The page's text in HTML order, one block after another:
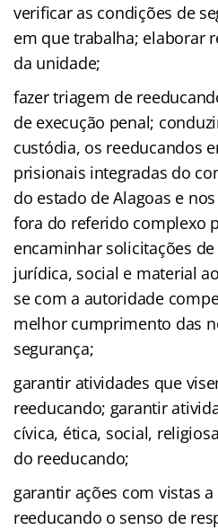
verificar as condições de
em que trabalha; elaborar
da unidade;
fazer triagem de
de execução penal;
custódia, os reeducandos
prisionais integradas do
do estado de Alagoas e
fora do referido complexo
encaminhar solicitações
jurídica, social e material
se com a autoridade
melhor cumprimento das
segurança;
garantir atividades que
reeducando; garantir
cívica, ética, social,
do reeducando;
garantir ações com vistas
reeducando o senso de